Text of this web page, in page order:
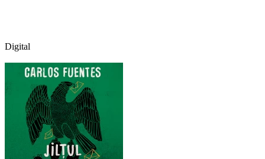
Digital